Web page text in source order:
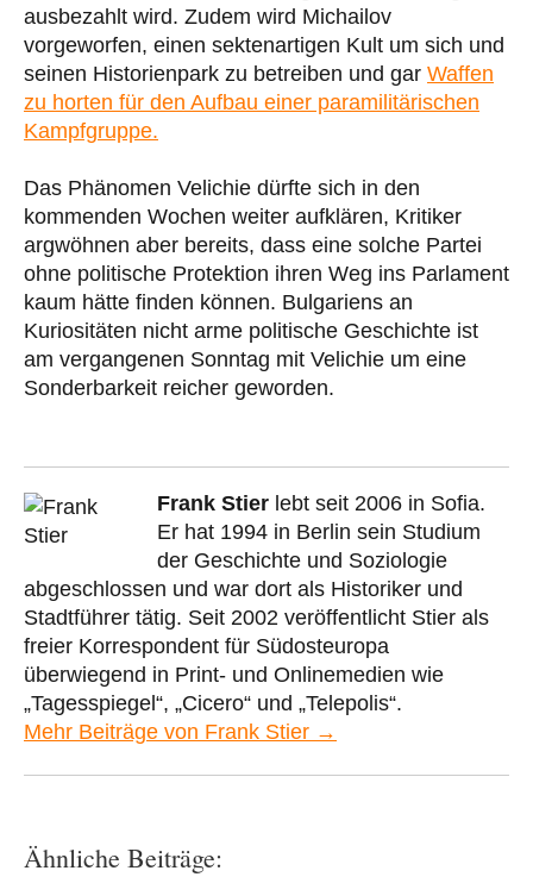
ausbezahlt wird. Zudem wird Michailov
vorgeworfen, einen sektenartigen Kult um sich und
seinen Historienpark zu betreiben und gar Waffen
zu horten für den Aufbau einer paramilitärischen
Kampfgruppe.
Das Phänomen Velichie dürfte sich in den
kommenden Wochen weiter aufklären, Kritiker
argwöhnen aber bereits, dass eine solche Partei
ohne politische Protektion ihren Weg ins Parlament
kaum hätte finden können. Bulgariens an
Kuriositäten nicht arme politische Geschichte ist
am vergangenen Sonntag mit Velichie um eine
Sonderbarkeit reicher geworden.
Frank Stier lebt seit 2006 in Sofia.
Er hat 1994 in Berlin sein Studium
der Geschichte und Soziologie
abgeschlossen und war dort als Historiker und
Stadtführer tätig. Seit 2002 veröffentlicht Stier als
freier Korrespondent für Südosteuropa
überwiegend in Print- und Onlinemedien wie
„Tagesspiegel“, „Cicero“ und „Telepolis“.
Mehr Beiträge von Frank Stier →
Ähnliche Beiträge: